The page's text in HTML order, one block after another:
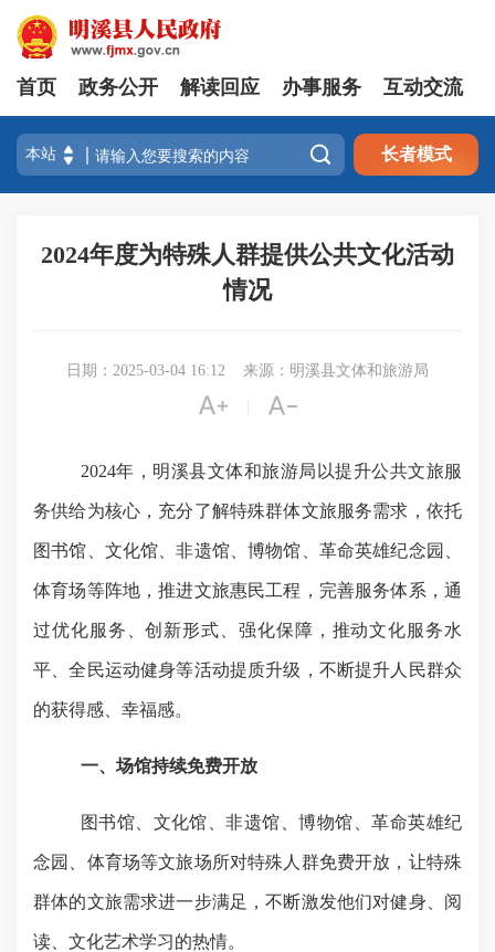
首页 政务公开 解读回应 办事服务 互动交流
 长者模式
2024年度为特殊人群提供公共文化活动
情况
日期：2025-03-04 16:12 来源：明溪县文体和旅游局
 
2024年，明溪县文体和旅游局以提升公共文旅服
务供给为核心， 充分了解特殊群体文旅服务需求，依托
图书馆、文化馆、非遗馆、博物馆、革命英雄纪念园、
体育场等阵地，推进文旅惠民工程，完善服务体系，通
过优化服务、创新形式、强化保障，推动文化服务水
平、全民运动健身等活动提质升级，不断提升人民群众
的获得感、幸福感。
一、场馆持续免费开放
图书馆、文化馆、非遗馆、博物馆、革命英雄纪
念园、体育场等文旅场所对特殊人群免费开放，让特殊
群体的文旅需求进一步满足，不断激发他们对健身、阅
读、文化艺术学习的热情。